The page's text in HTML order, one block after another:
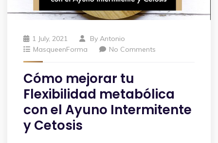
1 July, 2021 By Antonio
MasqueenForma
No Comments
Cómo mejorar tu
Flexibilidad metabólica
con el Ayuno Intermitente
y Cetosis